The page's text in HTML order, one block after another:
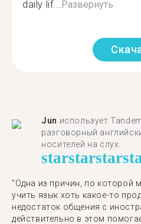
daily lif...Развернуть
Jun использует
разговорный
носителей на слух.
starstarstar
"Одна из причин, по которой
учить язык хоть какое-то
недостаток общения с
действительно в этом